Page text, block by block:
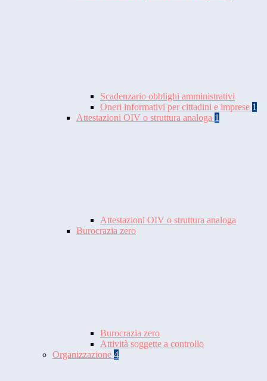
Scadenzario obblighi amministrativi
Oneri informativi per cittadini e imprese 1
Attestazioni OIV o struttura analoga 1
Attestazioni OIV o struttura analoga
Burocrazia zero
Burocrazia zero
Attività soggette a controllo
Organizzazione 4